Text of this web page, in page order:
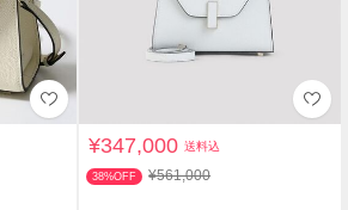
¥347,000送料込
38%OFF ¥561,000